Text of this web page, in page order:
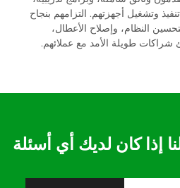
وتشغيل أجهزتهم. التزامهم بنجاح
النظام، وإصلاح الأعطال،
شراكات طويلة الأمد مع عملائهم.
إذا كان لديك أي أسئلة